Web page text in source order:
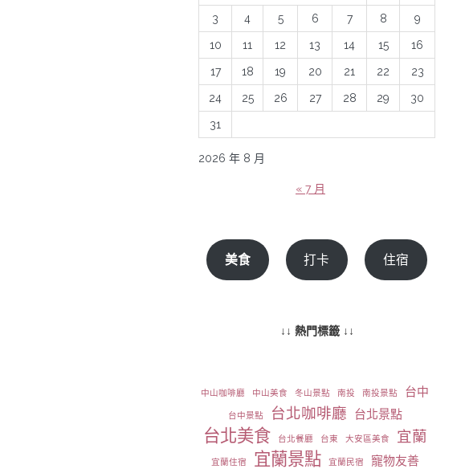
2026 年 8 月
3 4 5 6 7 8 9
10 11 12 13 14 15 16
17 18 19 20 21 22 23
24 25 26 27 28 29 30
31
« 7 月
美食 打卡 住宿
↓↓ 熱門標籤 ↓↓
中山咖啡廳 中山美食 冬山景點 南投 南投景點 台中
台中景點 台北咖啡廳 台北景點
台北美食 台北餐廳 台東 大安區美食 宜蘭
宜蘭住宿 宜蘭景點 宜蘭民宿 寵物友善